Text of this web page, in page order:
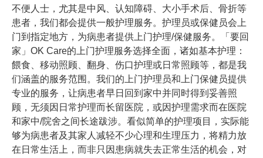
不便人士，尤其是中风、认知障碍、大小手术后、骨折等
患者，我们都会提供一般护理服务。护理员或保健员会上
门到指定地方，为病患者提供上门护理/保健服务。「要回
家」OK Care的上门护理服务选择全面，诸如基本护理：
餵食、移动照顾、翻身、伤口护理或日常照顾等，都是我
们涵盖的服务范围。我们的上门护理员和上门保健员提供
专业的服务，让病患者早日回到家中并同时得到妥善照
顾，无须因日常护理而长留医院，或因护理需求而在医院
和家中/院舍之间长途跋涉。看似简单的护理项目，实际能
够为病患者及其家人减轻不少心理和生理压力，将精力放
在日常生活上，而非只因患病就失去正常生活的机会，对